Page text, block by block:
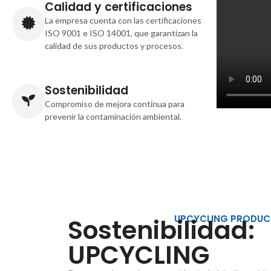
Calidad y certificaciones
La empresa cuenta con las certificaciones
ISO 9001 e ISO 14001, que garantizan la
calidad de sus productos y procesos.
Sostenibilidad
Compromiso de mejora continua para
prevenir la contaminación ambiental.
UPCYCLING
Sostenibilidad:
UPCYCLING